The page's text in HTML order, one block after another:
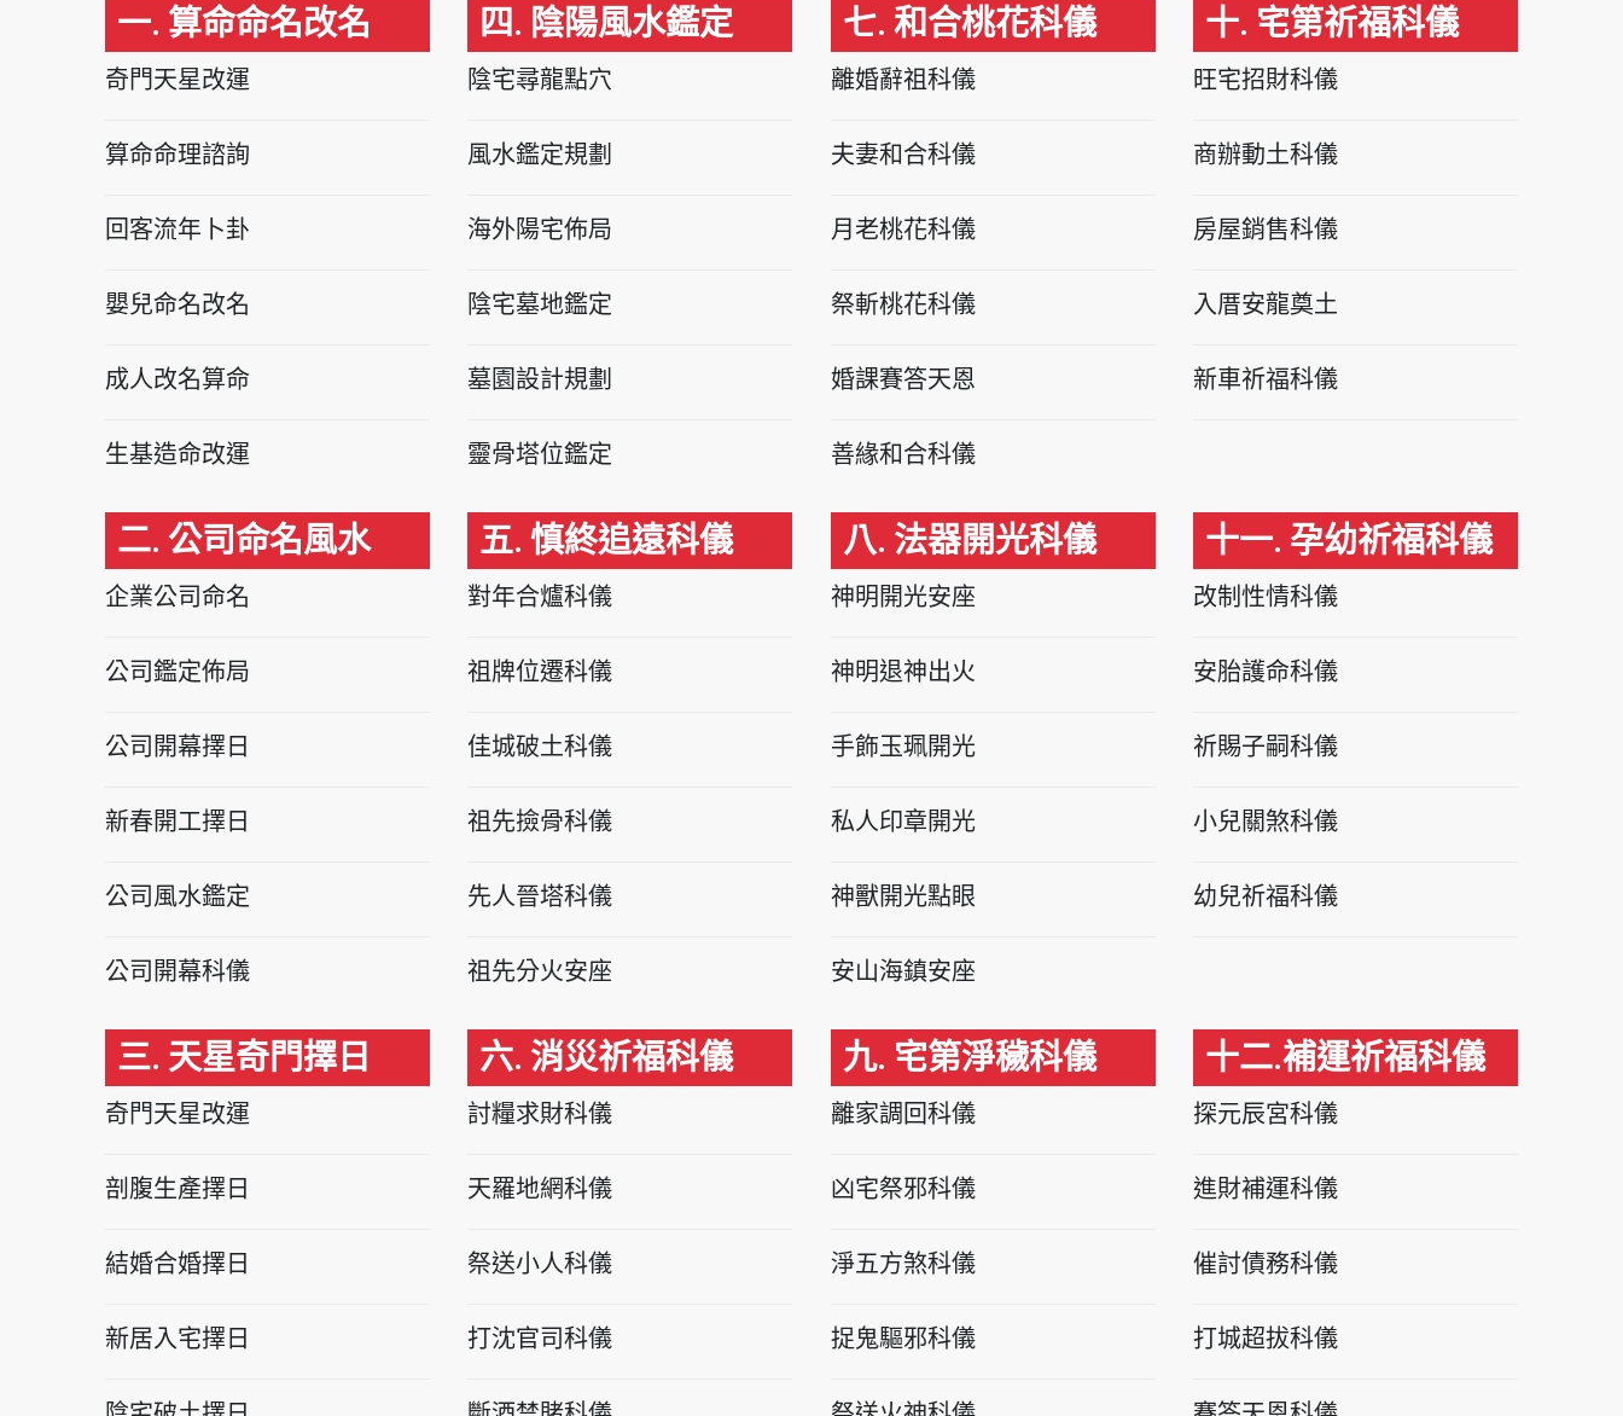
一. 算命命名改名
奇門天星改運
算命命理諮詢
回客流年卜卦
嬰兒命名改名
成人改名算命
生基造命改運
二. 公司命名風水
企業公司命名
公司鑑定佈局
公司開幕擇日
新春開工擇日
公司風水鑑定
公司開幕科儀
三. 天星奇門擇日
奇門天星改運
剖腹生產擇日
結婚合婚擇日
新居入宅擇日
四. 陰陽風水鑑定
陰宅尋龍點穴
風水鑑定規劃
海外陽宅佈局
陰宅墓地鑑定
墓園設計規劃
靈骨塔位鑑定
五. 慎終追遠科儀
對年合爐科儀
祖牌位遷科儀
佳城破土科儀
祖先撿骨科儀
先人晉塔科儀
祖先分火安座
六. 消災祈福科儀
討糧求財科儀
天羅地網科儀
祭送小人科儀
打沈官司科儀
七. 和合桃花科儀
離婚辭祖科儀
夫妻和合科儀
月老桃花科儀
祭斬桃花科儀
婚課賽答天恩
善緣和合科儀
八. 法器開光科儀
神明開光安座
神明退神出火
手飾玉珮開光
私人印章開光
神獸開光點眼
安山海鎮安座
九. 宅第淨穢科儀
離家調回科儀
凶宅祭邪科儀
淨五方煞科儀
捉鬼驅邪科儀
十. 宅第祈福科儀
旺宅招財科儀
商辦動土科儀
房屋銷售科儀
入厝安龍奠土
新車祈福科儀
十一. 孕幼祈福科儀
改制性情科儀
安胎護命科儀
祈賜子嗣科儀
小兒關煞科儀
幼兒祈福科儀
十二.補運祈福科儀
探元辰宮科儀
進財補運科儀
催討債務科儀
打城超拔科儀